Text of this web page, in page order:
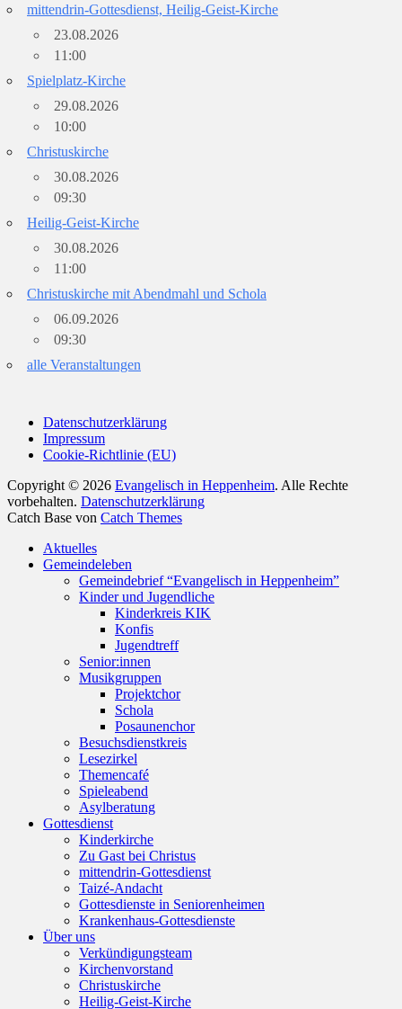
mittendrin-Gottesdienst, Heilig-Geist-Kirche
23.08.2026
11:00
Spielplatz-Kirche
29.08.2026
10:00
Christuskirche
30.08.2026
09:30
Heilig-Geist-Kirche
30.08.2026
11:00
Christuskirche mit Abendmahl und Schola
06.09.2026
09:30
alle Veranstaltungen
Datenschutzerklärung
Impressum
Cookie-Richtlinie (EU)
Copyright © 2026 Evangelisch in Heppenheim. Alle Rechte
vorbehalten. Datenschutzerklärung
Catch Base von Catch Themes
oben
scrollen
Aktuelles
Gemeindeleben
Gemeindebrief “Evangelisch in Heppenheim”
Kinder und Jugendliche
Kinderkreis KIK
Konfis
Jugendtreff
Senior:innen
Musikgruppen
Projektchor
Schola
Posaunenchor
Besuchsdienstkreis
Lesezirkel
Themencafé
Spieleabend
Asylberatung
Gottesdienst
Kinderkirche
Zu Gast bei Christus
mittendrin-Gottesdienst
Taizé-Andacht
Gottesdienste in Seniorenheimen
Krankenhaus-Gottesdienste
Über uns
Verkündigungsteam
Kirchenvorstand
Christuskirche
Heilig-Geist-Kirche